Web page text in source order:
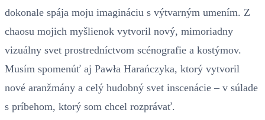
dokonale spája moju imagináciu s výtvarným umením. Z
chaosu mojich myšlienok vytvoril nový, mimoriadny
vizuálny svet prostredníctvom scénografie a kostýmov.
Musím spomenúť aj Pawła Harańczyka, ktorý vytvoril
nové aranžmány a celý hudobný svet inscenácie – v súlade
s príbehom, ktorý som chcel rozprávať.